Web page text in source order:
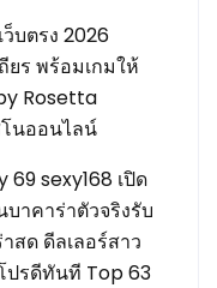
บตรง 2026
ยร พร้อมเกมให้
Rosetta
นออนไลน์
69 sexy168 เปิด
าคาร่าตัวจริงรับ
สด ดีลเลอร์สาว
ปรดีทันที Top 63